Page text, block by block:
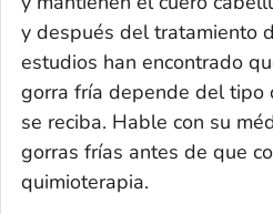
y después del tratamiento
estudios han encontrado
gorra fría depende del tipo
se reciba. Hable con su
gorras frías antes de que
quimioterapia.